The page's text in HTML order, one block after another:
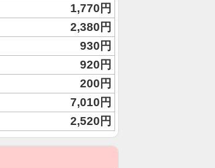
1,770円
2,380円
930円
920円
200円
7,010円
2,520円